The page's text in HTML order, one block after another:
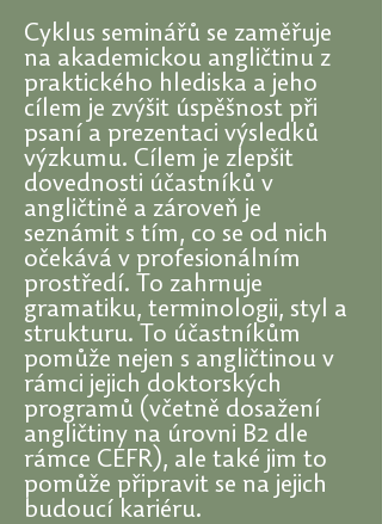
Cyklus seminářů se zaměřuje
na akademickou angličtinu z
praktického hlediska a jeho
cílem je zvýšit úspěšnost při
psaní a prezentaci výsledků
výzkumu. Cílem je zlepšit
dovednosti účastníků v
angličtině a zároveň je
seznámit s tím, co se od nich
očekává v profesionálním
prostředí. To zahrnuje
gramatiku, terminologii, styl a
strukturu. To účastníkům
pomůže nejen s angličtinou v
rámci jejich doktorských
programů (včetně dosažení
angličtiny na úrovni B2 dle
rámce CEFR), ale také jim to
pomůže připravit se na jejich
budoucí kariéru.